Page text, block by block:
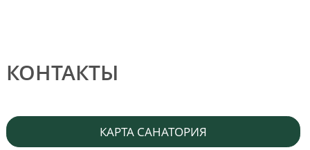
КОНТАКТЫ
КАРТА САНАТОРИЯ